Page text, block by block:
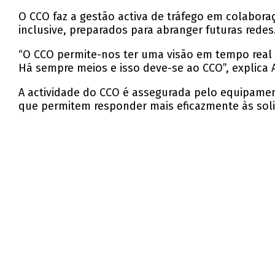
O CCO faz a gestão activa de tráfego em
inclusive, preparados para abranger futuras
“O CCO permite-nos ter uma visão em tempo
Há sempre meios e isso deve-se ao CCO”,
A actividade do CCO é assegurada pelo
que permitem responder mais eficazmente às